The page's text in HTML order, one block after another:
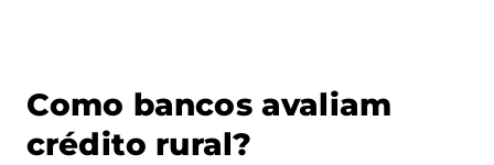
Como bancos avaliam
crédito rural?